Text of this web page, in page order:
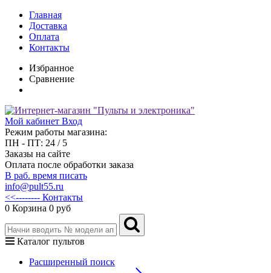
Главная
Доставка
Оплата
Контакты
Избранное
Сравнение
Мой кабинет Вход
Режим работы магазина:
ПН - ПТ: 24 / 5
Заказы на сайте
Оплата после обработки заказа
В раб. время писать
info@pult55.ru
<<-------- Контакты
0 Корзина 0 руб
Каталог пультов
Расширенный поиск